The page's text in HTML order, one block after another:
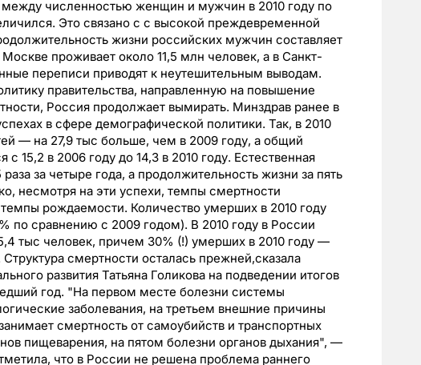
между численностью женщин и мужчин в 2010 году по
Это связано с с высокой преждевременной
жизни российских мужчин составляет
проживает около 11,5 млн человек, а в Санкт-
переписи приводят к неутешительным выводам.
правительства, направленную на повышение
Россия продолжает вымирать. Минздрав ранее в
в сфере демографической политики. Так, в 2010
— на 27,9 тыс больше, чем в 2009 году, а общий
15,2 в 2006 году до 14,3 в 2010 году. Естественная
за четыре года, а продолжительность жизни за пять
несмотря на эти успехи, темпы смертности
рождаемости. Количество умерших в 2010 году
по сравнению с 2009 годом). В 2010 году в России
тыс человек, причем 30% (!) умерших в 2010 году —
смертности осталась прежней,сказала
развития Татьяна Голикова на подведении итогов
год. "На первом месте болезни системы
заболевания, на третьем внешние причины
смертность от самоубийств и транспортных
пищеварения, на пятом болезни органов дыхания", —
что в России не решена проблема раннего